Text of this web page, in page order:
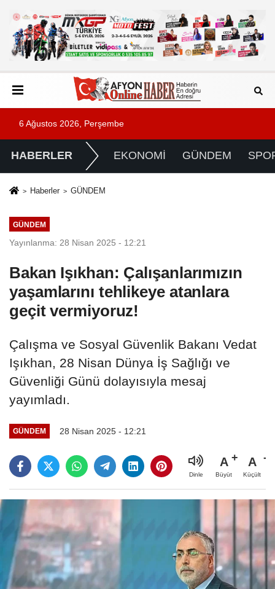
6 Ağustos 2026, Perşembe
HABERLER EKONOMİ GÜNDEM
Haberler GÜNDEM
GÜNDEM
Yayınlanma: 28 Nisan 2025 - 12:21
Bakan Işıkhan: Çalışanlarımızın
yaşamlarını tehlikeye atanlara
geçit vermiyoruz!
Çalışma ve Sosyal Güvenlik Bakanı Vedat
Işıkhan, 28 Nisan Dünya İş Sağlığı ve
Güvenliği Günü dolayısıyla mesaj
yayımladı.
GÜNDEM 28 Nisan 2025 - 12:21
Dinle
A
Büyüt
A
Küçült